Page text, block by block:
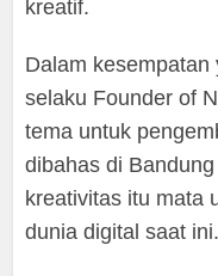
kreatif.
Dalam
selaku Founder of
tema untuk
dibahas di
kreativitas itu mata
dunia digital saat ini.